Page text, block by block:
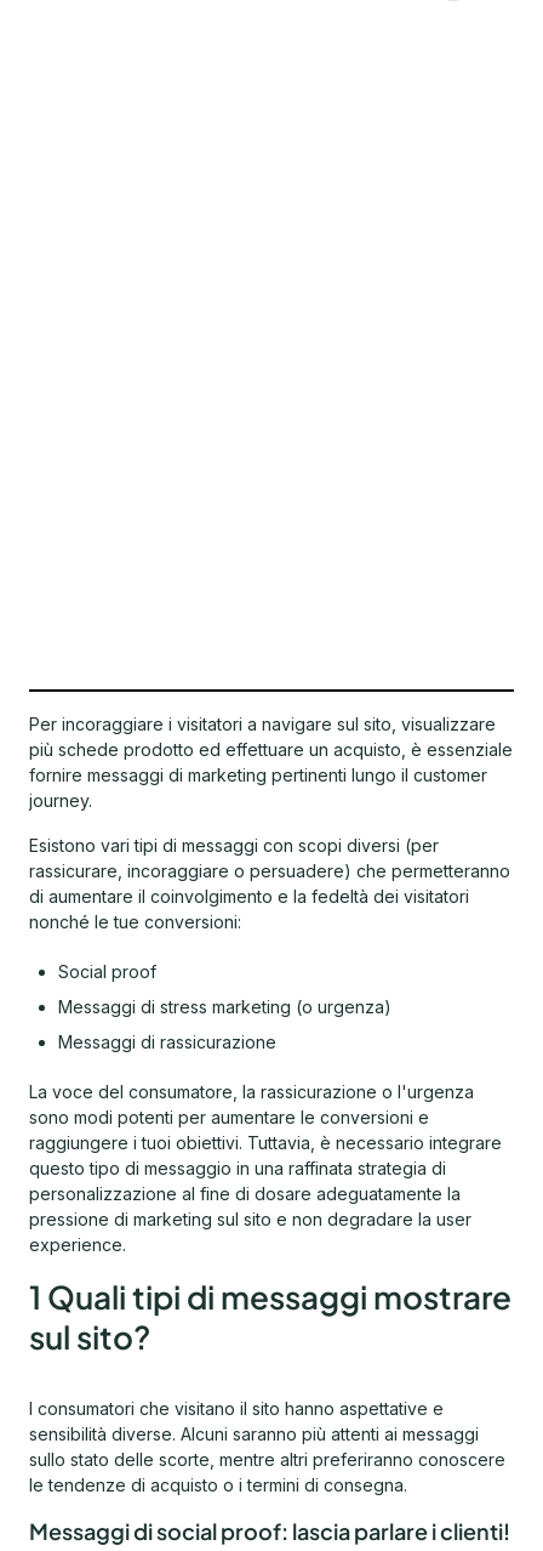
Per incoraggiare i visitatori a navigare sul sito, visualizzare
più schede prodotto ed effettuare un acquisto, è essenziale
fornire messaggi di marketing pertinenti lungo il customer
journey.
Esistono vari tipi di messaggi con scopi diversi (per
rassicurare, incoraggiare o persuadere) che permetteranno
di aumentare il coinvolgimento e la fedeltà dei visitatori
nonché le tue conversioni:
Social proof
Messaggi di stress marketing (o urgenza)
Messaggi di rassicurazione
La voce del consumatore, la rassicurazione o l'urgenza
sono modi potenti per aumentare le conversioni e
raggiungere i tuoi obiettivi. Tuttavia, è necessario integrare
questo tipo di messaggio in una raffinata strategia di
personalizzazione al fine di dosare adeguatamente la
pressione di marketing sul sito e non degradare la user
experience.
1 Quali tipi di messaggi mostrare
sul sito?
I consumatori che visitano il sito hanno aspettative e
sensibilità diverse. Alcuni saranno più attenti ai messaggi
sullo stato delle scorte, mentre altri preferiranno conoscere
le tendenze di acquisto o i termini di consegna.
Messaggi di social proof: lascia parlare i clienti!